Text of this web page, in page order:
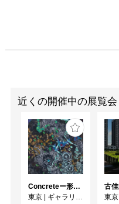
近くの開催中の展覧会
Concreteー形への思いー
東京
ギャラリー絵夢
東京